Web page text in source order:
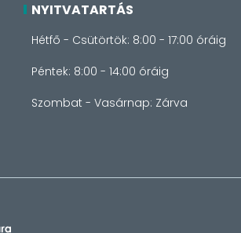
NYITVATARTÁS
Hétfő - Csütörtök: 8:00 - 17:00 óráig
Péntek: 8:00 - 14:00 óráig
Szombat - Vasárnap: Zárva